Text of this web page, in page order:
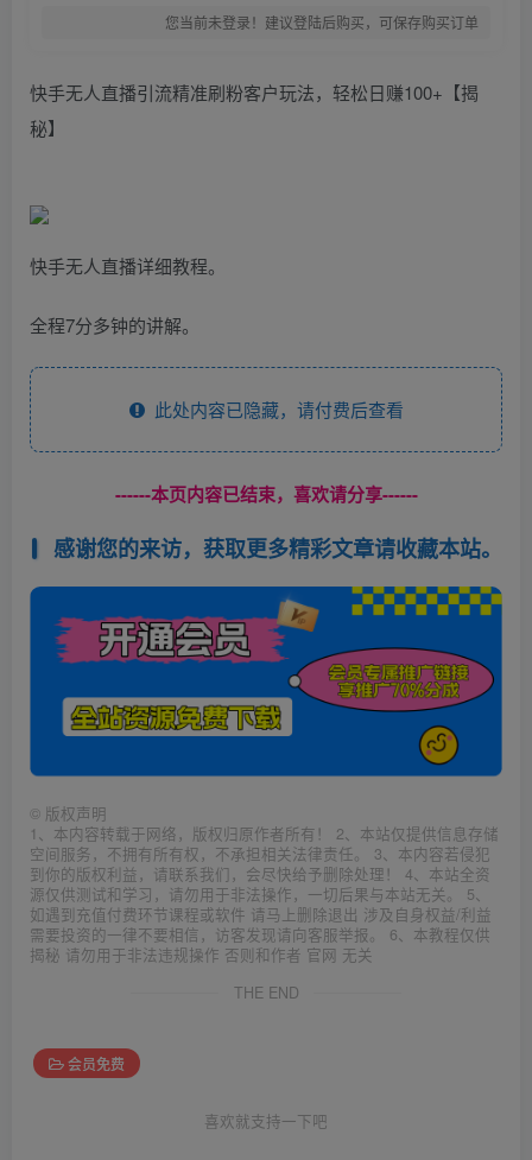
您当前未登录！建议登陆后购买，可保存购买订单
快手无人直播引流精准刷粉客户玩法，轻松日赚100+【揭
秘】
快手无人直播详细教程。
全程7分多钟的讲解。
此处内容已隐藏，请付费后查看
------本页内容已结束，喜欢请分享------
感谢您的来访，获取更多精彩文章请收藏本站。
© 版权声明
1、本内容转载于网络，版权归原作者所有！ 2、本站仅提供信息存储
空间服务，不拥有所有权，不承担相关法律责任。 3、本内容若侵犯
到你的版权利益，请联系我们，会尽快给予删除处理！ 4、本站全资
源仅供测试和学习，请勿用于非法操作，一切后果与本站无关。 5、
如遇到充值付费环节课程或软件 请马上删除退出 涉及自身权益/利益
需要投资的一律不要相信，访客发现请向客服举报。 6、本教程仅供
揭秘 请勿用于非法违规操作 否则和作者 官网 无关
THE END
会员免费
喜欢就支持一下吧